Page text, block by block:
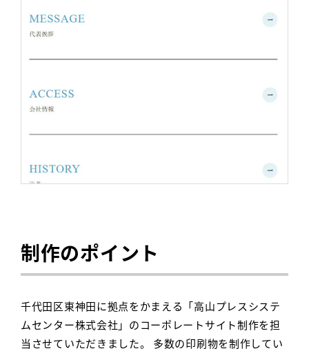
制作のポイント
千代田区東神田に拠点をかまえる「高山プレスシステ
ムセンター株式会社」のコーポレートサイト制作を担
当させていただきました。 多数の印刷物を制作してい